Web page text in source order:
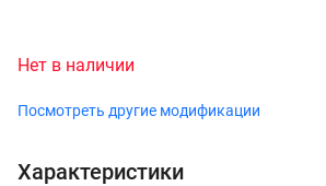
Нет в наличии
Посмотреть другие модификации
Характеристики